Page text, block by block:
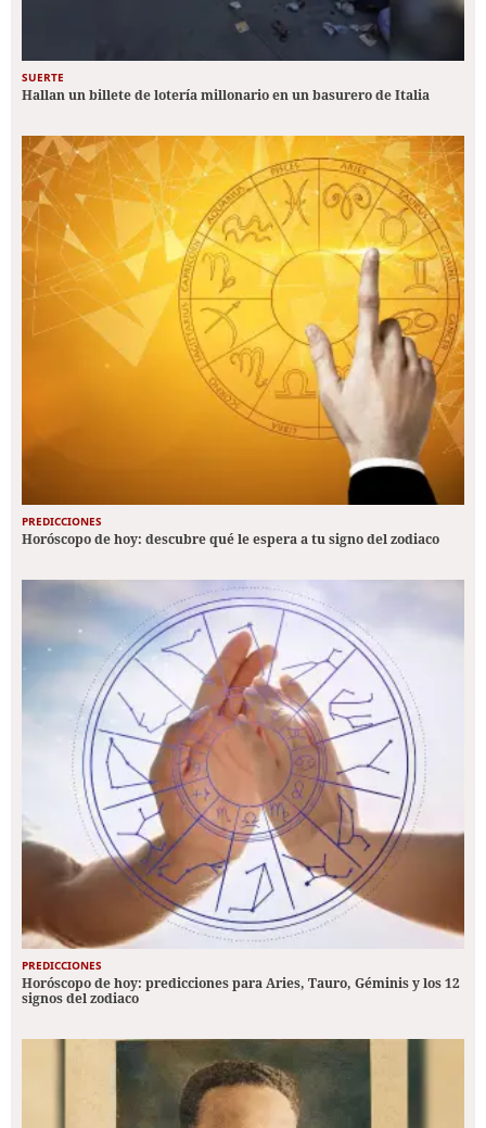
SUERTE
Hallan un billete de lotería millonario en un basurero de Italia
PREDICCIONES
Horóscopo de hoy: descubre qué le espera a tu signo del zodiaco
PREDICCIONES
Horóscopo de hoy: predicciones para Aries, Tauro, Géminis y los 12
signos del zodiaco